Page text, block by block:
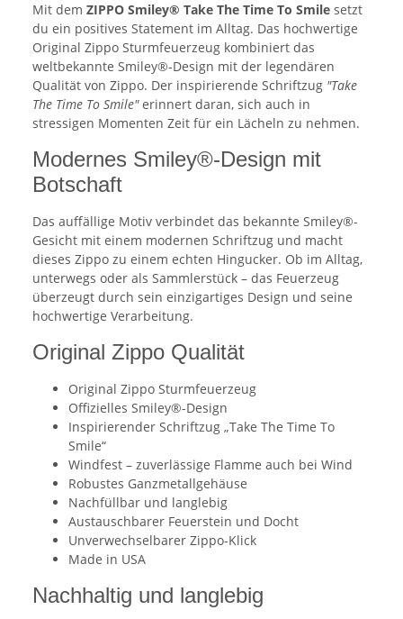
Mit dem ZIPPO Smiley® Take The Time To Smile setzt
du ein positives Statement im Alltag. Das hochwertige
Original Zippo Sturmfeuerzeug kombiniert das
weltbekannte Smiley®-Design mit der legendären
Qualität von Zippo. Der inspirierende Schriftzug "Take
The Time To Smile"erinnert daran, sich auch in
stressigen Momenten Zeit für ein Lächeln zu nehmen.
Modernes Smiley®-Design mit
Botschaft
Das auffällige Motiv verbindet das bekannte Smiley®-
Gesicht mit einem modernen Schriftzug und macht
dieses Zippo zu einem echten Hingucker. Ob im Alltag,
unterwegs oder als Sammlerstück – das Feuerzeug
überzeugt durch sein einzigartiges Design und seine
hochwertige Verarbeitung.
Original Zippo Qualität
Original Zippo Sturmfeuerzeug
Offizielles Smiley®-Design
Inspirierender Schriftzug „Take The Time To
Smile“
Windfest – zuverlässige Flamme auch bei Wind
Robustes Ganzmetallgehäuse
Nachfüllbar und langlebig
Austauschbarer Feuerstein und Docht
Unverwechselbarer Zippo-Klick
Made in USA
Nachhaltig und langlebig